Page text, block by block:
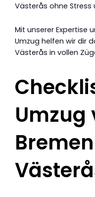
Västerås ohne Stress
Mit unserer Expertise
Umzug helfen wir dir
Västerås in vollen
Umzug